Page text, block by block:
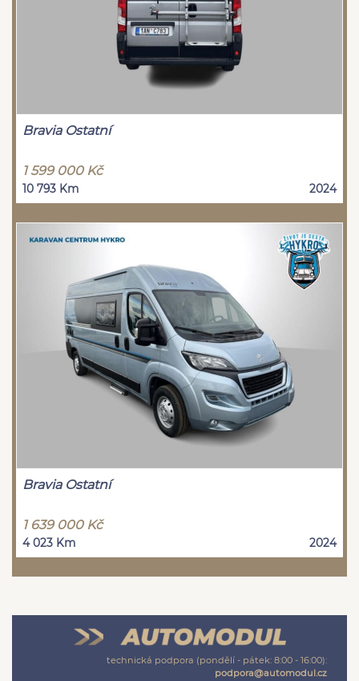
Bravia Ostatní
1 599 000 Kč
10 793 Km 2024
Bravia Ostatní
1 639 000 Kč
4 023 Km 2024
technická podpora (pondělí - pátek: 8:00 - 16:00):
podpora@automodul.cz